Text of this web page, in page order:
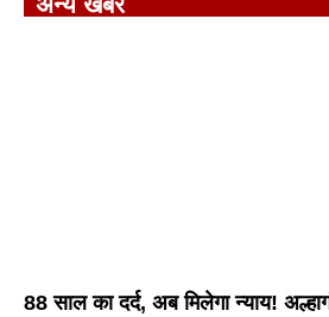
88 साल का दर्द, अब मिलेगा न्याय!